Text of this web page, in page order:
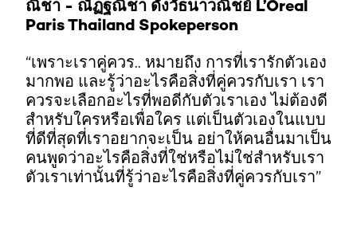
ณิชา - ณัฏฐณิชา ดังวัธนาวณิชย์ L’Oreal
Paris Thailand Spokeperson
“เพราะเราคู่ควร.. หมายถึง การที่เรารักตัวเอง
มากพอ และรู้ว่าอะไรคือสิ่งที่คู่ควรกับเรา เรา
ควรจะเลือกอะไรที่พอดีกับตัวเราเอง ไม่ต้องดี
สำหรับใครหรือเพื่อใคร แต่เป็นตัวเองในแบบ
ที่ดีที่สุดที่เราอยากจะเป็น อย่าให้คนอื่นมาเป็น
คนพูดว่าอะไรคือสิ่งที่ใช่หรือไม่ใช่สำหรับเรา
ตัวเราเท่านั้นที่รู้ว่าอะไรคือสิ่งที่คู่ควรกับเรา”